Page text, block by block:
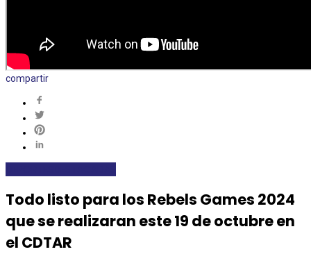
compartir
Todo listo para los Rebels Games 2024
que se realizaran este 19 de octubre en
el CDTAR